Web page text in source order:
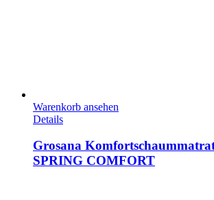
Warenkorb ansehen
Details
Grosana
SPRING COMFORT